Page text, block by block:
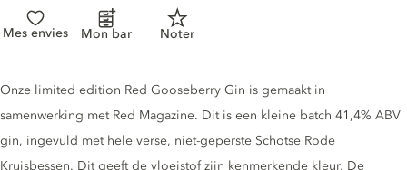
Mes envies Mon bar Noter
Gin description
Onze limited edition Red Gooseberry Gin is gemaakt in
samenwerking met Red Magazine. Dit is een kleine batch 41,4% ABV
gin, ingevuld met hele verse, niet-geperste Schotse Rode
Kruisbessen. Dit geeft de vloeistof zijn kenmerkende kleur. De